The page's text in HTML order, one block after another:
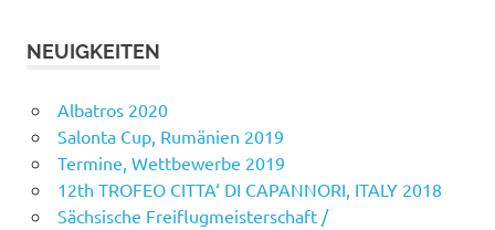
NEUIGKEITEN
Albatros 2020
Salonta Cup, Rumänien 2019
Termine, Wettbewerbe 2019
12th TROFEO CITTA‘ DI CAPANNORI, ITALY 2018
Sächsische Freiflugmeisterschaft /